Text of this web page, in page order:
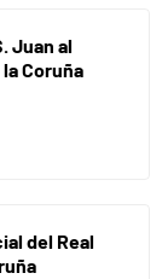
Juan al
Coruña
del Real